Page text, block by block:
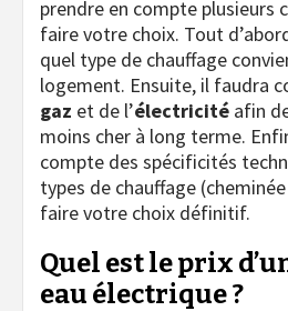
prendre en compte plusieurs
faire votre choix. Tout
quel type de chauffage
logement. Ensuite, il faudra
gaz et de l’électricité afin
moins cher à long terme.
compte des spécificités
types de chauffage
faire votre choix définitif.
Quel est le prix
eau électrique ?